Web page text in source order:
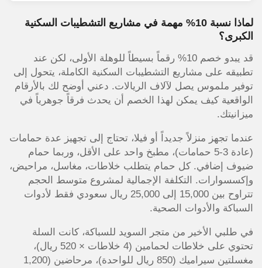
لماذا نسبة 10% مهمة في مشاريع التشطيبات السكنية
الكبرى؟
قد يبدو خصم 10% رقماً بسيطاً للوهلة الأولى، لكن عند
تطبيقه على مشاريع التشطيبات السكنية الكاملة، يتحول إلى
توفير ملموس يصل لآلاف الريالات. دعني أوضح لك بالأرقام
الواقعية كيف يمكن لهذا الخصم أن يحدث فرقاً جوهرياً في
ميزانيتك.
عندما تجهز منزلاً جديداً أو فيلا، تحتاج إلى تجهيز عدة حمامات
(عادة 3-5 حمامات)، مطبخ واحد على الأقل، وربما حمام
ضيوف إضافي. كل حمام يتطلب خلاطات، مغاسل، مراحيض،
وإكسسوارات. التكلفة الإجمالية لمشروع متوسط الحجم
تتراوح بين 15,000 إلى 25,000 ريال سعودي فقط لأدوات
السباكة والأدوات الصحية.
في طلبي الأخير من متجر السويد للسباكة، كانت السلة
تحتوي على خلاطات لحمامين (4 خلاطات × 520 ريال)،
مغسلتين سيراميك (850 ريال للواحدة)، مرحاضين (1,200